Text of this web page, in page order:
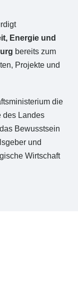
Energie und
bereits zum
Projekte und
die
des Landes
Bewusstsein
und
Wirtschaft